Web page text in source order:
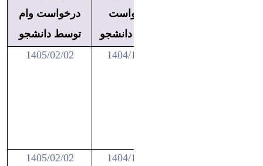
درخواست
توسط دانشجو
درخواست وام
توسط دانشجو
1404/12/09
1405/02/02
1404/12/09
1405/02/02